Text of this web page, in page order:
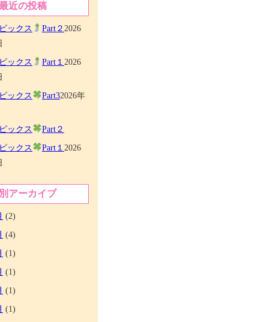
近の投稿
ックス Part２ 2026
ックス Part１ 2026
ックス Part32026年
ックス Part２
ックス Part１ 2026
アーカイブ
(2)
(4)
(1)
(1)
(1)
(1)